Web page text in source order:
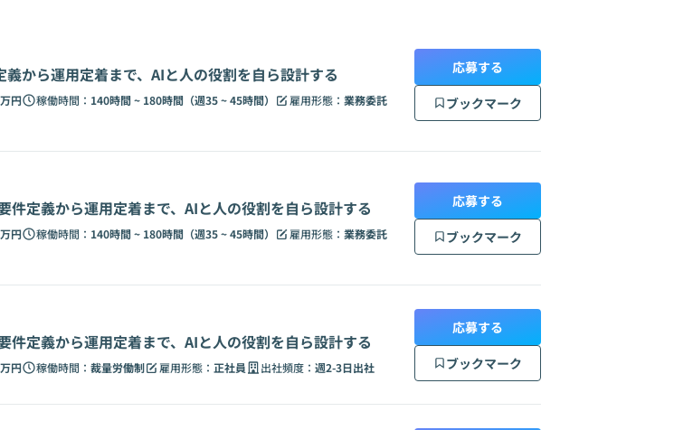
から運用定着まで、AIと人の役割を自ら設計する
円 稼働時間： 140時間 ~ 180時間（週35 ~ 45時間） 雇用形態： 業務委託
応募する
ブックマーク
件定義から運用定着まで、AIと人の役割を自ら設計する
円 稼働時間： 140時間 ~ 180時間（週35 ~ 45時間） 雇用形態： 業務委託
応募する
ブックマーク
件定義から運用定着まで、AIと人の役割を自ら設計する
円 稼働時間： 裁量労働制 雇用形態： 正社員 出社頻度： 週2-3日出社
応募する
ブックマーク